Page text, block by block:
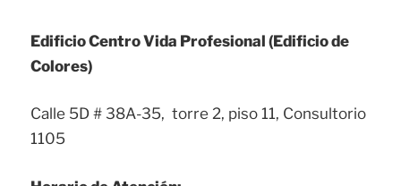
Edificio Centro Vida Profesional (Edificio de
Colores)
Calle 5D # 38A-35, torre 2, piso 11, Consultorio
1105